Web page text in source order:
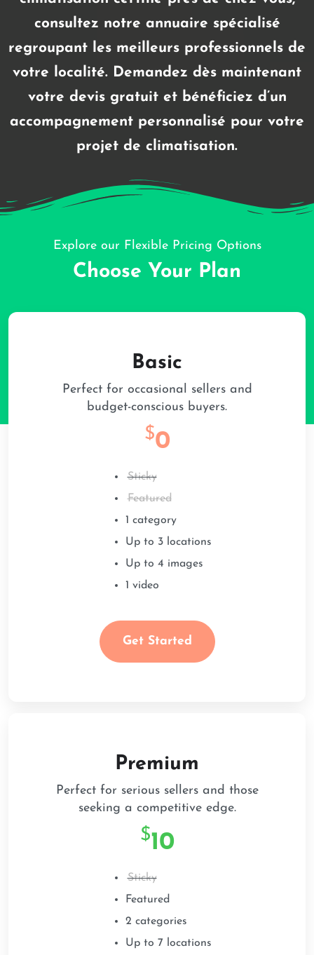
consultez notre annuaire spécialisé
regroupant les meilleurs professionnels de
votre localité. Demandez dès maintenant
votre devis gratuit et bénéficiez d’un
accompagnement personnalisé pour votre
projet de climatisation.
Explore our Flexible Pricing Options
Choose Your Plan
Basic
Perfect for occasional sellers and
budget-conscious buyers.
$0
Sticky
Featured
1 category
Up to 3 locations
Up to 4 images
1 video
Get Started
Premium
Perfect for serious sellers and those
seeking a competitive edge.
$10
Sticky
Featured
2 categories
Up to 7 locations